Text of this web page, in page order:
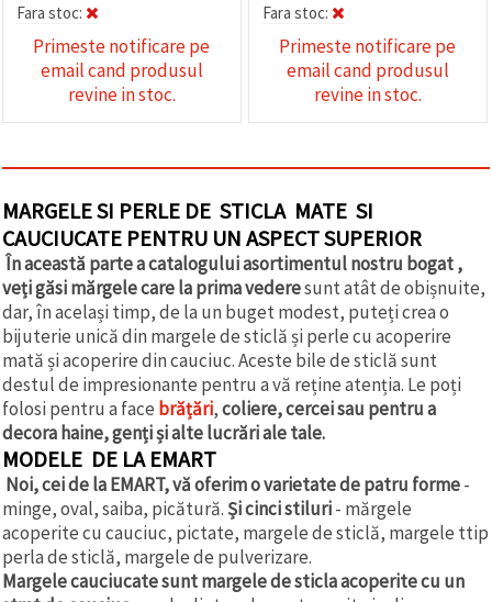
Fara stoc:
Primeste notificare pe
email cand produsul
revine in stoc.
Fara stoc:
Primeste notificare pe
email cand produsul
revine in stoc.
MARGELE SI PERLE DE STICLA MATE SI
CAUCIUCATE PENTRU UN ASPECT SUPERIOR
În această parte a catalogului asortimentul nostru bogat ,
veți găsi mărgele care la prima vederesunt atât de obișnuite,
dar, în același timp, de la un buget modest, puteți crea o
bijuterie unică din margele de sticlă și perle cu acoperire
mată și acoperire din cauciuc. Aceste bile de sticlă sunt
destul de impresionante pentru a vă reține atenția. Le poți
folosi pentru a face brățări,coliere, cercei sau pentru a
decora haine, genți și alte lucrări ale tale.
MODELE DE LA EMART
Noi, cei de la EMART, vă oferim o varietate de patru forme-
minge, oval, saiba, picătură.Și cinci stiluri- mărgele
acoperite cu cauciuc, pictate, margele de sticlă, margele ttip
perla de sticlă, margele de pulverizare.
Margele cauciucate sunt margele de sticla acoperite cu un